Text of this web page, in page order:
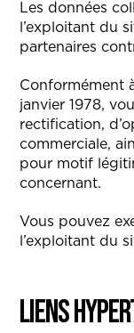
Les données
l’exploitant du
partenaires
Conformément
janvier 1978,
rectification,
commerciale,
pour motif
concernant.
Vous pouvez
l’exploitant du
Liens